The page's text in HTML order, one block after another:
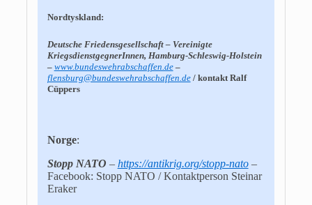
Nordtyskland:
Deutsche Friedensgesellschaft – Vereinigte
KriegsdienstgegnerInnen, Hamburg-Schleswig-Holstein
– www.bundeswehrabschaffen.de–
flensburg@bundeswehrabschaffen.de/ kontakt Ralf
Cüppers
Norge:
Stopp NATO – https://antikrig.org/stopp-nato–
Facebook: Stopp NATO / Kontaktperson Steinar
Eraker